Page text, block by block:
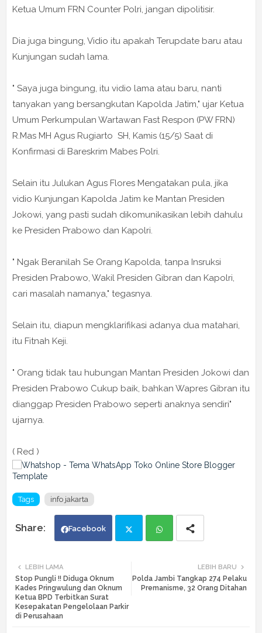
Ketua Umum FRN Counter Polri, jangan dipolitisir.
Dia juga bingung, Vidio itu apakah Terupdate baru atau
Kunjungan sudah lama.
" Saya juga bingung, itu vidio lama atau baru, nanti
tanyakan yang bersangkutan Kapolda Jatim," ujar Ketua
Umum Perkumpulan Wartawan Fast Respon (PW FRN)
R.Mas MH Agus Rugiarto SH, Kamis (15/5) Saat di
Konfirmasi di Bareskrim Mabes Polri.
Selain itu Julukan Agus Flores Mengatakan pula, jika
vidio Kunjungan Kapolda Jatim ke Mantan Presiden
Jokowi, yang pasti sudah dikomunikasikan lebih dahulu
ke Presiden Prabowo dan Kapolri.
" Ngak Beranilah Se Orang Kapolda, tanpa Insruksi
Presiden Prabowo, Wakil Presiden Gibran dan Kapolri,
cari masalah namanya," tegasnya.
Selain itu, diapun mengklarifikasi adanya dua matahari,
itu Fitnah Keji.
" Orang tidak tau hubungan Mantan Presiden Jokowi dan
Presiden Prabowo Cukup baik, bahkan Wapres Gibran itu
dianggap Presiden Prabowo seperti anaknya sendiri"
ujarnya.
( Red )
Tags info jakarta
Facebook
tte
r
ats
LEBIH BARU
Polda Jambi Tangkap 274 Pelaku
Premanisme, 32 Orang Ditahan
LEBIH LAMA
Stop Pungli !! Diduga Oknum
Kades Pringwulung dan Oknum
Ketua BPD Terbitkan Surat
Kesepakatan Pengelolaan Parkir
di Perusahaan